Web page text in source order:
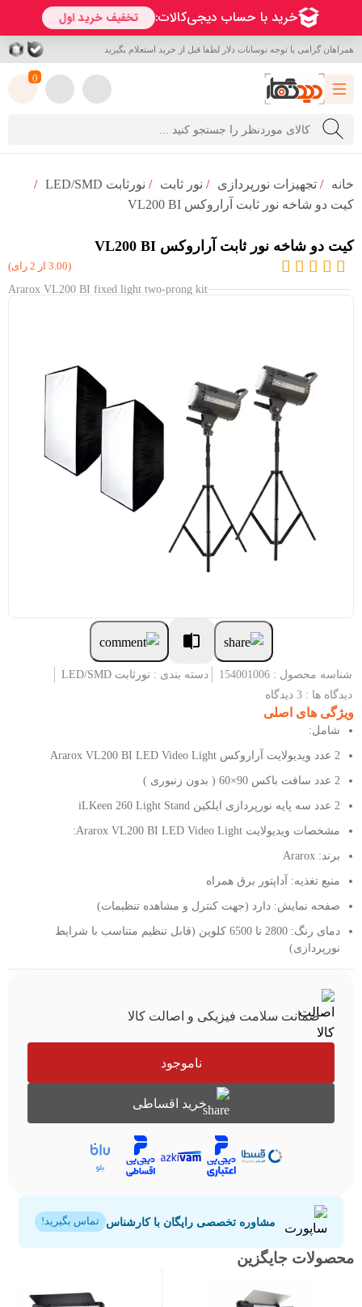
همراهان گرامی با توجه نوسانات دلار لطفا قبل از خرید استعلام بگیرید
0
خانه / تجهیزات نورپردازی / نور ثابت / نورثابت LED/SMD
/
کیت دو شاخه نور ثابت آراروکس VL200 BI
کیت دو شاخه نور ثابت آراروکس VL200 BI
(3.00 از 2 رای)
Ararox VL200 BI fixed light two-prong kit
شناسه محصول : 154001006 دسته بندی : نورثابت LED/SMD
دیدگاه ها : 3 دیدگاه
ویژگی های اصلی
شامل:
2 عدد ویدیولایت آراروکس Ararox VL200 BI LED Video Light
2 عدد سافت باکس 90×60 ( بدون زنبوری )
2 عدد سه پایه نورپردازی ایلکین iLKeen 260 Light Stand
مشخصات ویدیولایت Ararox VL200 BI LED Video Light:
برند: Ararox
منبع تغذیه: آداپتور برق همراه
صفحه نمایش: دارد (جهت کنترل و مشاهده تنظیمات)
دمای رنگ: 2800 تا 6500 کلوین (قابل تنظیم متناسب با شرایط
نورپردازی)
ضمانت سلامت فیزیکی و اصالت کالا
ناموجود
خرید اقساطی
مشاوره تخصصی رایگان با کارشناس تماس بگیرید!
محصولات جایگزین